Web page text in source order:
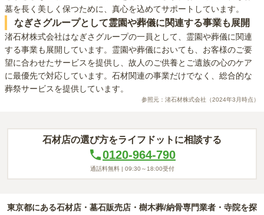
墓を長く美しく保つために、真心を込めてサポートしています。
なぎさグループとして霊園や葬儀に関連する事業も展開
渚石材株式会社はなぎさグループの一員として、霊園や葬儀に関連
する事業も展開しています。霊園や葬儀においても、お客様のご要
望に合わせたサービスを提供し、故人のご供養とご遺族の心のケア
に最優先で対応しています。石材関連の事業だけでなく、総合的な
葬祭サービスを提供しています。
参照元： 渚石材株式会社 （2024年3月時点）
石材店の選び方をライフドットに相談する
0120-964-790
通話料無料 | 09:30～18:00受付
東京都にある石材店・墓石販売店・樹木葬/納骨専門業者・寺院を探